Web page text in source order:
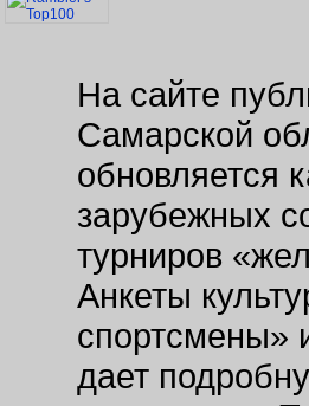
На сайте
Самарской
обновляется
зарубежных
турниров
Анкеты
спортсмены»
дает